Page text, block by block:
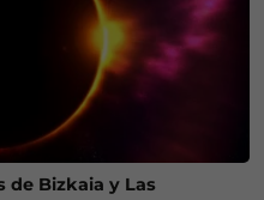
de Bizkaia y Las